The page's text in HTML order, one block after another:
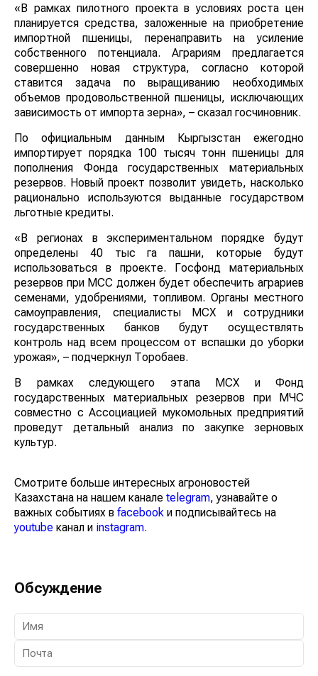
«В рамках пилотного проекта в условиях роста цен
планируется средства, заложенные на приобретение
импортной пшеницы, перенаправить на усиление
собственного потенциала. Аграриям предлагается
совершенно новая структура, согласно которой
ставится задача по выращиванию необходимых
объемов продовольственной пшеницы, исключающих
зависимость от импорта зерна», – сказал госчиновник.
По официальным данным Кыргызстан ежегодно
импортирует порядка 100 тысяч тонн пшеницы для
пополнения Фонда государственных материальных
резервов. Новый проект позволит увидеть, насколько
рационально используются выданные государством
льготные кредиты.
«В регионах в экспериментальном порядке будут
определены 40 тыс га пашни, которые будут
использоваться в проекте. Госфонд материальных
резервов при МСС должен будет обеспечить аграриев
семенами, удобрениями, топливом. Органы местного
самоуправления, специалисты МСХ и сотрудники
государственных банков будут осуществлять
контроль над всем процессом от вспашки до уборки
урожая», – подчеркнул Торобаев.
В рамках следующего этапа МСХ и Фонд
государственных материальных резервов при МЧС
совместно с Ассоциацией мукомольных предприятий
проведут детальный анализ по закупке зерновых
культур.
Смотрите больше интересных агроновостей
Казахстана на нашем канале telegram, узнавайте о
важных событиях в facebook и подписывайтесь на
youtube канал и instagram.
Обсуждение